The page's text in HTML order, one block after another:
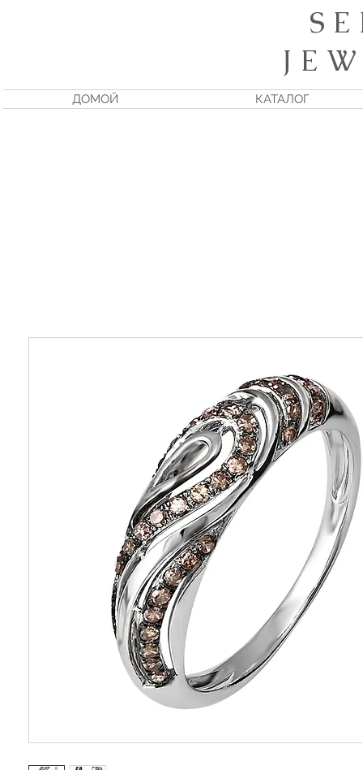
S
J E
ДОМОЙ КАТАЛОГ